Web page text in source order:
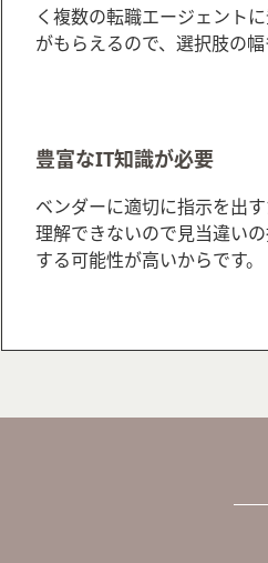
く複数の転職エージェント
がもらえるので、選択肢の幅
豊富なIT知識が必要
ベンダーに適切に指示を出
理解できないので見当違い
する可能性が高いからです。